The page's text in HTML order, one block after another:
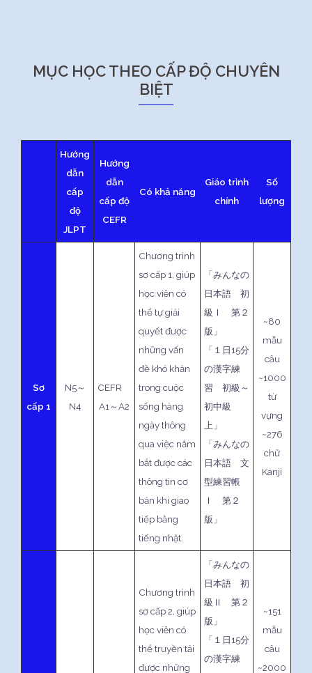
MỤC HỌC THEO CẤP ĐỘ CHUYÊN
BIỆT
Hướng
dẫn
cấp
độ
JLPT
Hướng
dẫn
cấp độ
CEFR
Có khả năng
Giáo trình
chính
Số
lượng
Sơ
cấp 1
N5～
N4
CEFR
A1～A2
Chương trình
sơ cấp 1, giúp
học viên có
thể tự giải
quyết được
những vấn
đề khó khăn
trong cuộc
sống hàng
ngày thông
qua việc nắm
bắt được các
thông tin cơ
bản khi giao
tiếp bằng
tiếng nhật.
「みんなの
日本語 初
級Ⅰ 第２
版」
「１日15分
の漢字練
習 初級～
初中級
上」
「みんなの
日本語 文
型練習帳
Ⅰ 第２
版」
~80
mẫu
câu
~1000
từ
vựng
~276
chữ
Kanji
Chương trình
sơ cấp 2, giúp
học viên có
thể truyền tải
được những
「みんなの
日本語 初
級Ⅱ 第２
版」
「１日15分
の漢字練
~151
mẫu
câu
~2000